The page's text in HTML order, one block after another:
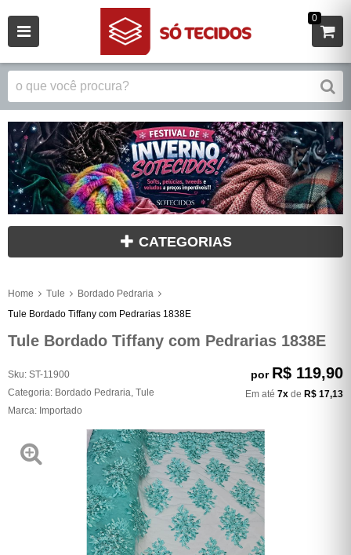
0
CATEGORIAS
Home Tule
Bordado Pedraria
Tule Bordado Tiffany com Pedrarias 1838E
Tule Bordado Tiffany com Pedrarias 1838E
Sku: ST-11900
Categoria: Bordado Pedraria Tule
Marca: Importado
por R$ 119,90
Em até 7x de R$ 17,13